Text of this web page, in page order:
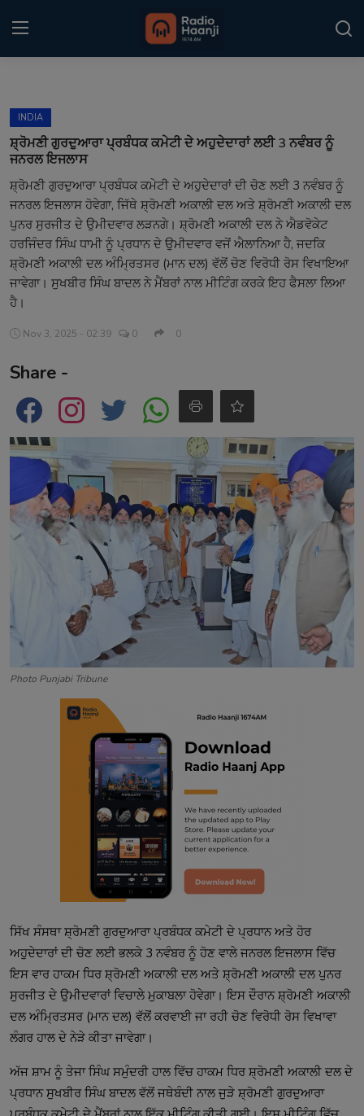
Home
Kitaab Kahani
Gallery
Sponsors
INDIA
ਸ਼੍ਰੋਮਣੀ ਗੁਰਦੁਆਰਾ ਪ੍ਰਬੰਧਕ ਕਮੇਟੀ ਦੇ ਅਹੁਦੇਦਾਰਾਂ ਲਈ 3 ਨਵੰਬਰ ਨੂੰ
ਜਨਰਲ ਇਜਲਾਸ
ਸ਼੍ਰੋਮਣੀ ਗੁਰਦੁਆਰਾ ਪ੍ਰਬੰਧਕ ਕਮੇਟੀ ਦੇ ਅਹੁਦੇਦਾਰਾਂ ਦੀ ਚੋਣ ਲਈ 3 ਨਵੰਬਰ ਨੂੰ
ਜਨਰਲ ਇਜਲਾਸ ਹੋਵੇਗਾ, ਜਿੱਥੇ ਸ਼੍ਰੋਮਣੀ ਅਕਾਲੀ ਦਲ ਅਤੇ ਸ਼੍ਰੋਮਣੀ ਅਕਾਲੀ ਦਲ
ਪੁਨਰ ਸੁਰਜੀਤ ਦੇ ਉਮੀਦਵਾਰ ਲੜਨਗੇ। ਸ਼੍ਰੋਮਣੀ ਅਕਾਲੀ ਦਲ ਨੇ ਐਡਵੋਕੇਟ
ਹਰਜਿੰਦਰ ਸਿੰਘ ਧਾਮੀ ਨੂੰ ਪ੍ਰਧਾਨ ਦੇ ਉਮੀਦਵਾਰ ਵਜੋਂ ਐਲਾਨਿਆ ਹੈ, ਜਦਕਿ
ਸ਼੍ਰੋਮਣੀ ਅਕਾਲੀ ਦਲ ਅੰਮ੍ਰਿਤਸਰ (ਮਾਨ ਦਲ) ਵੱਲੋਂ ਚੋਣ ਵਿਰੋਧੀ ਰੋਸ ਵਿਖਾਇਆ
ਜਾਵੇਗਾ। ਸੁਖਬੀਰ ਸਿੰਘ ਬਾਦਲ ਨੇ ਮੈਂਬਰਾਂ ਨਾਲ ਮੀਟਿੰਗ ਕਰਕੇ ਇਹ ਫੈਸਲਾ ਲਿਆ
ਹੈ।
Nov 3, 2025 - 02:39 0 0
Share -
Photo Punjabi Tribune
ਸਿੱਖ ਸੰਸਥਾ ਸ਼੍ਰੋਮਣੀ ਗੁਰਦੁਆਰਾ ਪ੍ਰਬੰਧਕ ਕਮੇਟੀ ਦੇ ਪ੍ਰਧਾਨ ਅਤੇ ਹੋਰ
ਅਹੁਦੇਦਾਰਾਂ ਦੀ ਚੋਣ ਲਈ ਭਲਕੇ 3 ਨਵੰਬਰ ਨੂੰ ਹੋਣ ਵਾਲੇ ਜਨਰਲ ਇਜਲਾਸ ਵਿੱਚ
ਇਸ ਵਾਰ ਹਾਕਮ ਧਿਰ ਸ਼੍ਰੋਮਣੀ ਅਕਾਲੀ ਦਲ ਅਤੇ ਸ਼੍ਰੋਮਣੀ ਅਕਾਲੀ ਦਲ ਪੁਨਰ
ਸੁਰਜੀਤ ਦੇ ਉਮੀਦਵਾਰਾਂ ਵਿਚਾਲੇ ਮੁਕਾਬਲਾ ਹੋਵੇਗਾ। ਇਸ ਦੌਰਾਨ ਸ਼੍ਰੋਮਣੀ ਅਕਾਲੀ
ਦਲ ਅੰਮ੍ਰਿਤਸਰ (ਮਾਨ ਦਲ) ਵੱਲੋਂ ਕਰਵਾਈ ਜਾ ਰਹੀ ਚੋਣ ਵਿਰੋਧੀ ਰੋਸ ਵਿਖਾਵਾ
ਅੱਜ ਸ਼ਾਮ ਨੂੰ ਤੇਜਾ ਸਿੰਘ ਸਮੁੰਦਰੀ ਹਾਲ ਵਿੱਚ ਹਾਕਮ ਧਿਰ ਸ਼੍ਰੋਮਣੀ ਅਕਾਲੀ ਦਲ ਦੇ
ਪ੍ਰਧਾਨ ਸੁਖਬੀਰ ਸਿੰਘ ਬਾਦਲ ਵੱਲੋਂ ਜਥੇਬੰਦੀ ਨਾਲ ਜੁੜੇ ਸ਼੍ਰੋਮਣੀ ਗੁਰਦੁਆਰਾ